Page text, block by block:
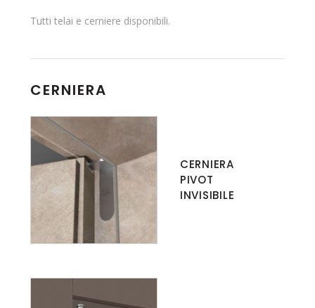
Tutti telai e cerniere disponibili.
CERNIERA
CERNIERA
PIVOT
INVISIBILE